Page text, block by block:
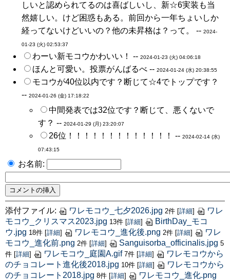
しいと認められてるのは喜ばしいし、新☆6実装も当
然嬉しい。けど困惑もある。前回から一年ちょいしか
経ってないけどいいの？他の未昇格は？って。 -- 2024-
01-23 (火) 02:53:37
わーい新モコウかわいい！ -- 2024-01-23 (火) 04:06:18
ほんと可愛い。投票がんばるべ -- 2024-01-24 (水) 20:38:55
モコウが40位以内です？断じて☆4でトップです？
-- 2024-01-26 (金) 17:18:22
中間発表では32位です？断じて、悪くないで
す？ -- 2024-01-29 (月) 23:20:07
26位！！！！！！！！！！！！！ -- 2024-02-14 (水)
07:43:15
お名前:
添付ファイル: ワレモコウ_七夕2026.jpg 2件 [詳細]
ワレ
モコウ_クリスマス2023.jpg 13件 [詳細]
BirthDay_モコ
ウ.jpg 18件 [詳細] ワレモコウ_進化後.png 2件 [詳細]
ワレ
モコウ_進化前.png 2件 [詳細] Sanguisorba_officinalis.jpg 5
件 [詳細] ワレモコウ_庭園A.gif 7件 [詳細]
ワレモコウから
のチョコレート進化後2018.jpg 10件 [詳細]
ワレモコウから
のチョコレート2018.jpg 8件 [詳細] ワレモコウ_進化.png